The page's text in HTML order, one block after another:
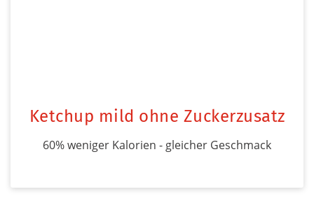
Ketchup mild ohne Zuckerzusatz
60% weniger Kalorien - gleicher Geschmack